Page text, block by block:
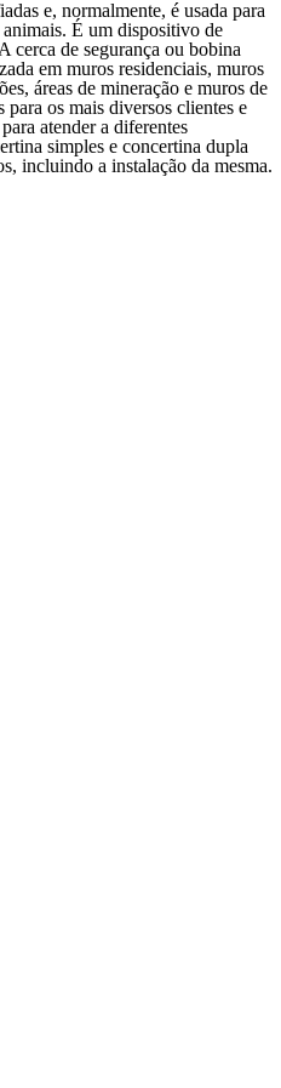
e, normalmente, é usada para
animais. É um dispositivo de
cerca de segurança ou bobina
em muros residenciais, muros
áreas de mineração e muros de
os mais diversos clientes e
atender a diferentes
simples e concertina dupla
incluindo a instalação da mesma.